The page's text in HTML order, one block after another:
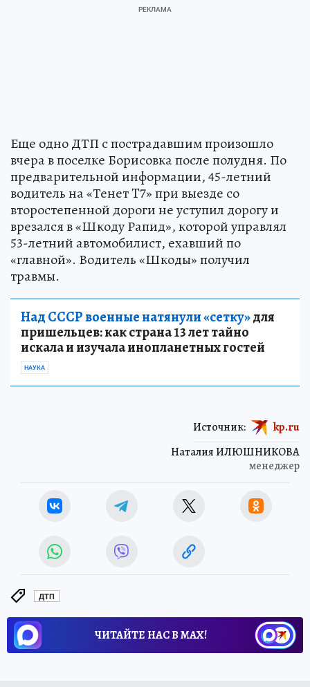
Еще одно ДТП с пострадавшим произошло
вчера в поселке Борисовка после полудня. По
предварительной информации, 45-летний
водитель на «Тенет T7» при выезде со
второстепенной дороги не уступил дорогу и
врезался в «Шкоду Рапид», которой управлял
53-летний автомобилист, ехавший по
«главной». Водитель «Шкоды» получил
травмы.
Над СССР военные натянули «сетку»для
пришельцев: как страна 13 лет тайно
искала и изучала инопланетных гостей
НАУКА
Наталия ИЛЮШНИКОВА
менеджер
Источник: kp.ru
ДТП
ЧИТАЙТЕ НАС В МАХ!